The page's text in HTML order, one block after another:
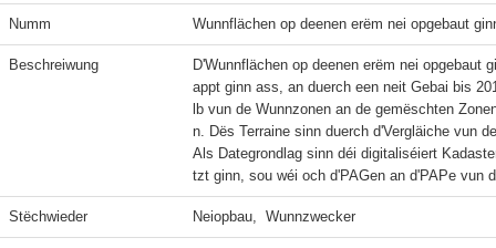
Numm Wunnflächen op deenen erëm nei opgebaut
Beschreiwung
D'Wunnflächen op deenen erëm nei opgebaut
appt ginn ass, an duerch een neit Gebai bis
lb vun de Wunnzonen an de gemëschten
n. Dës Terraine sinn duerch d'Vergläiche vun
Als Dategrondlag sinn déi digitaliséiert
tzt ginn, sou wéi och d'PAGen an d'PAPe vun
Stëchwieder Neiopbau,  Wunnzwecker